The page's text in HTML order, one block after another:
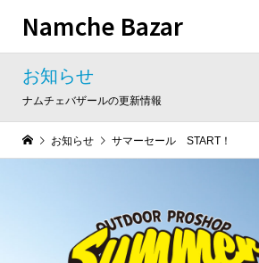
Namche Bazar
お知らせ
ナムチェバザールの更新情報
お知らせ サマーセール START！